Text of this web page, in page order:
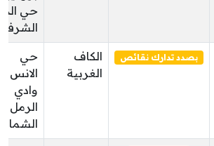
حي
بصدد تدارك نقائص
الكاف
الغربية
حي
الانس
وادي
الرمل